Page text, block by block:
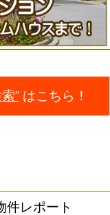
” はこちら！
件レポート